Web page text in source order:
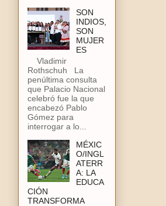
SON
INDIOS,
SON
MUJER
ES
Vladimir
Rothschuh La
penúltima consulta
que Palacio Nacional
celebró fue la que
encabezó Pablo
Gómez para
interrogar a lo...
MÉXIC
O/INGL
ATERR
A: LA
EDUCA
CIÓN
TRANSFORMA